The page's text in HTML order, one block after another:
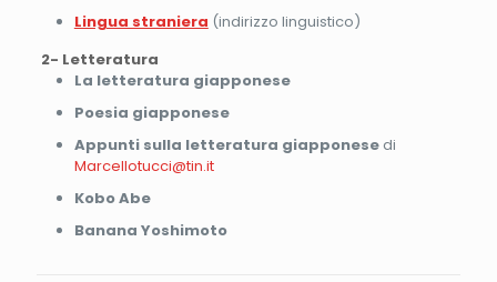
Lingua straniera (indirizzo linguistico)
2- Letteratura
La letteratura giapponese
Poesia giapponese
Appunti sulla letteratura giapponese di
Marcellotucci@tin.it
Kobo Abe
Banana Yoshimoto